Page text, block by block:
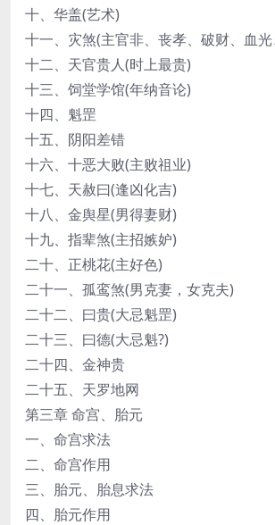
十、华盖(艺术)
十一、灾煞(主官非、丧孝、破财、血
十二、天官贵人(时上最贵)
十三、饲堂学馆(年纳音论)
十四、魁罡
十五、阴阳差错
十六、十恶大败(主败祖业)
十七、天赦曰(逢凶化吉)
十八、金舆星(男得妻财)
十九、指辈煞(主招嫉妒)
二十、正桃花(主好色)
二十一、孤鸾煞(男克妻，女克夫)
二十二、曰贵(大忌魁罡)
二十三、曰德(大忌魁?)
二十四、金神贵
二十五、天罗地网
第三章 命宫、胎元
一、命宫求法
二、命宫作用
三、胎元、胎息求法
四、胎元作用